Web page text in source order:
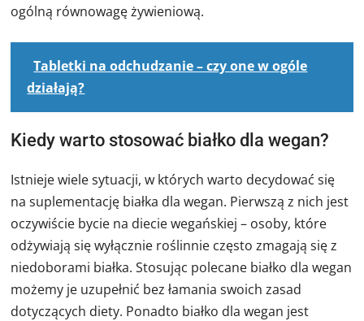
ogólną równowagę żywieniową.
Tabletki na odchudzanie – czy one w ogóle
działają?
Kiedy warto stosować białko dla wegan?
Istnieje wiele sytuacji, w których warto decydować się
na suplementację białka dla wegan. Pierwszą z nich jest
oczywiście bycie na diecie wegańskiej – osoby, które
odżywiają się wyłącznie roślinnie często zmagają się z
niedoborami białka. Stosując polecane białko dla wegan
możemy je uzupełnić bez łamania swoich zasad
dotyczących diety. Ponadto białko dla wegan jest